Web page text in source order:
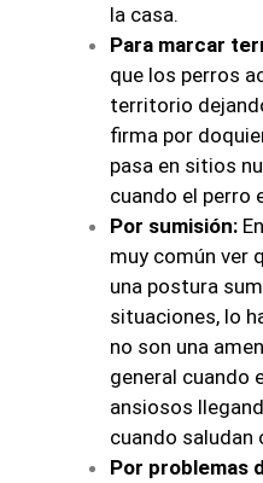
la casa.
Para marcar
que los perros
territorio
firma por
pasa en sitios
cuando el perro
Por sumisión:
muy común ver
una postura
situaciones, lo
no son una
general cuando
ansiosos
cuando saludan
Por problemas